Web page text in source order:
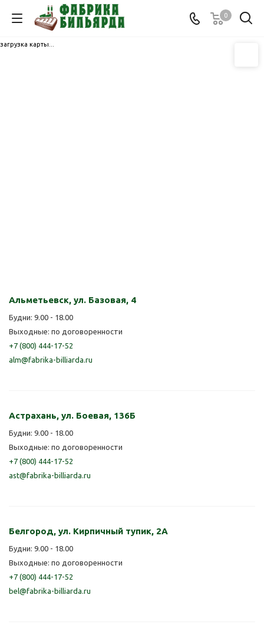
0
загрузка карты...
Альметьевск, ул. Базовая, 4
Будни: 9.00 - 18.00
Выходные: по договоренности
+7 (800) 444-17-52
alm@fabrika-billiarda.ru
Астрахань, ул. Боевая, 136Б
Будни: 9.00 - 18.00
Выходные: по договоренности
+7 (800) 444-17-52
ast@fabrika-billiarda.ru
Белгород, ул. Кирпичный тупик, 2А
Будни: 9.00 - 18.00
Выходные: по договоренности
+7 (800) 444-17-52
bel@fabrika-billiarda.ru